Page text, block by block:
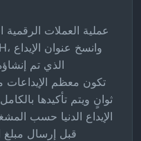
الذي تم
ثوانٍ ويتم تأكيدها
الإيداع الدنيا حسب
قبل إرسال مبلغ